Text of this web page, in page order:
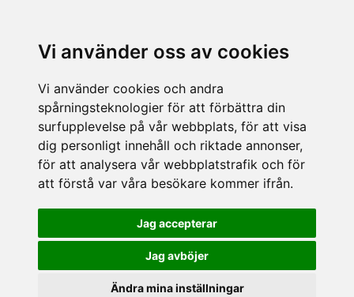
Vi använder oss av cookies
Vi använder cookies och andra
spårningsteknologier för att förbättra din
surfupplevelse på vår webbplats, för att visa
dig personligt innehåll och riktade annonser,
för att analysera vår webbplatstrafik och för
att förstå var våra besökare kommer ifrån.
Jag accepterar
Jag avböjer
Ändra mina inställningar